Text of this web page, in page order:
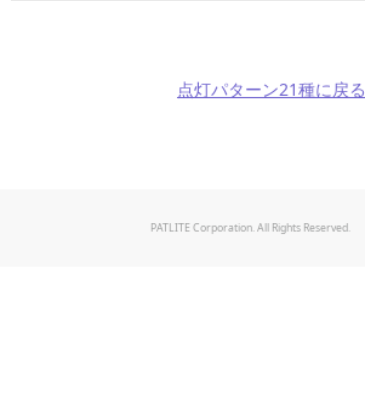
点灯パターン21種に戻る
PATLITE Corporation. All Rights Reserved.